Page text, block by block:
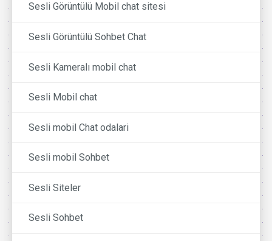
Sesli Görüntülü Mobil chat sitesi
Sesli Görüntülü Sohbet Chat
Sesli Kameralı mobil chat
Sesli Mobil chat
Sesli mobil Chat odalari
Sesli mobil Sohbet
Sesli Siteler
Sesli Sohbet